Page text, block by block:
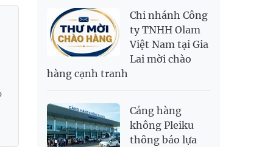
NOK
RUB
300.88
333.06
SAR
6,949.25
7,248.34
2,700.94
2,815.47
SGD
19,907.29
USD
26,020 26,050 26,430
PNJ 138,500,000142,000,000
Chi nhánh Công
ty TNHH Olam
Việt Nam tại Gia
Lai mời chào
hàng cạnh tranh
Cảng hàng
không Pleiku
thông báo lựa